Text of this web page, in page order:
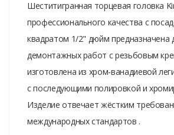
Шеститигранная торцевая головка
профессионального качества с
квадратом 1/2" дюйм предназначена
демонтажных работ с резьбовым
изготовлена из хром-ванадиевой
с последующими полировкой и
Изделие отвечает жёстким
международных стандартов .